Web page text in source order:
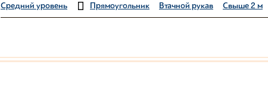
Средний уровень
Прямоугольник Втачной рукав Свыше 2 м